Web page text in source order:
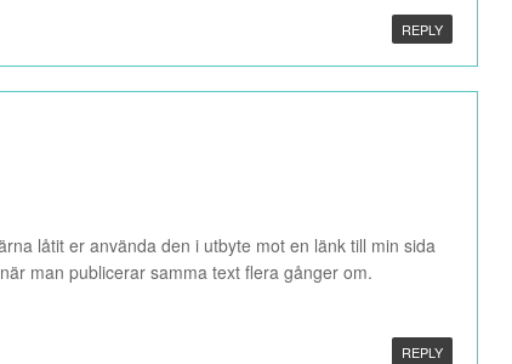
REPLY
låtit er använda den i utbyte mot en länk till min sida
man publicerar samma text flera gånger om.
REPLY